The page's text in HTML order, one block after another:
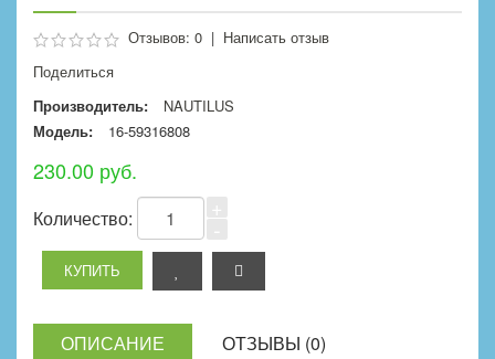
Отзывов: 0 | Написать отзыв
Поделиться
Производитель:
NAUTILUS
Модель:
16-59316808
230.00 руб.
Количество:
ОПИСАНИЕ ОТЗЫВЫ (0)